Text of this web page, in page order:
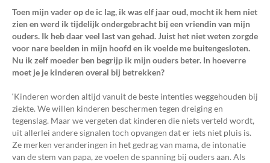
Toen mijn vader op de ic lag, ik was elf jaar oud, mocht ik hem niet
zien en werd ik tijdelijk ondergebracht bij een vriendin van mijn
ouders. Ik heb daar veel last van gehad. Juist het niet weten zorgde
voor nare beelden in mijn hoofd en ik voelde me buitengesloten.
Nu ik zelf moeder ben begrijp ik mijn ouders beter. In hoeverre
moet je je kinderen overal bij betrekken?
‘Kinderen worden altijd vanuit de beste intenties weggehouden bij
ziekte. We willen kinderen beschermen tegen dreiging en
tegenslag. Maar we vergeten dat kinderen die niets verteld wordt,
uit allerlei andere signalen toch opvangen dat er iets niet pluis is.
Ze merken veranderingen in het gedrag van mama, de intonatie
van de stem van papa, ze voelen de spanning bij ouders aan. Als